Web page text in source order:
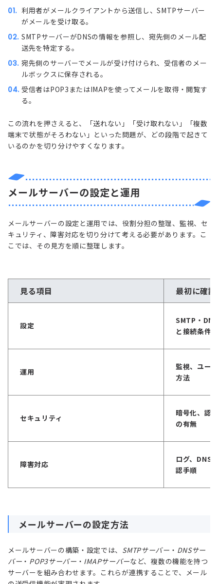
利用者がメールクライアントから送信し、SMTPサーバー
がメールを受け取る。
SMTPサーバーがDNSの情報を参照し、宛先側のメール配
送先を特定する。
宛先側のサーバーでメールが受け付けられ、受信者のメー
ルボックスに保存される。
受信者はPOP3またはIMAPを使ってメールを取得・閲覧す
る。
この流れを押さえると、「送れない」「受け取れない」「複数
端末で状態がそろわない」といった問題が、どの段階で起きて
いるのかを切り分けやすくなります。
メールサーバーの設定と運用
メールサーバーの設定と運用では、役割分担の整理、監視、セ
キュリティ、障害対応を切り分けて考える必要があります。こ
こでは、その見方を順に整理します。
見る項目 最初に確
設定
SMTP・
と接続条件
運用
監視、ユー
方法
セキュリティ
暗号化、認
の有無
障害対応
ログ、DNS
認手順
メールサーバーの設定方法
メールサーバーの構築・設定では、 SMTPサーバー ・ DNSサー
バー ・ POP3サーバー ・ IMAPサーバーなど、複数の機能を持つ
サーバーを組み合わせます。これらが連携することで、メール